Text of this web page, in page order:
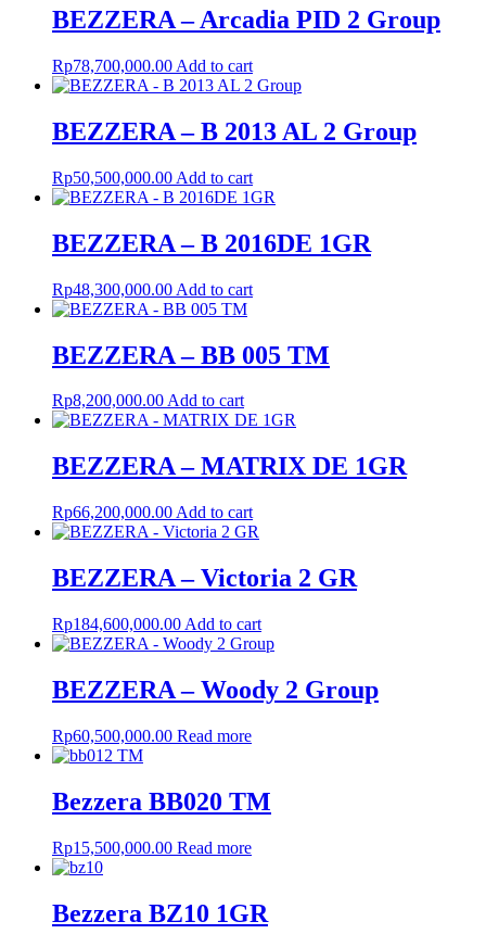
BEZZERA – Arcadia PID 2 Group
Rp78,700,000.00 Add to cart
BEZZERA – B 2013 AL 2 Group
Rp50,500,000.00 Add to cart
BEZZERA – B 2016DE 1GR
Rp48,300,000.00 Add to cart
BEZZERA – BB 005 TM
Rp8,200,000.00Add to cart
BEZZERA – MATRIX DE 1GR
Rp66,200,000.00 Add to cart
BEZZERA – Victoria 2 GR
Rp184,600,000.00 Add to cart
BEZZERA – Woody 2 Group
Rp60,500,000.00 Read more
Bezzera BB020 TM
Rp15,500,000.00 Read more
Bezzera BZ10 1GR